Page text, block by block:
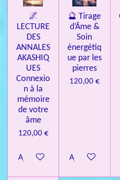
🌌
LECTURE
DES
ANNALES
AKASHIQ
UES
Connexio
n à la
mémoire
de votre
âme
120,00 €
Ajouter au panier
🔮 Tirage
d’Âme &
Soin
énergétiq
ue par les
pierres
120,00 €
Ajouter au